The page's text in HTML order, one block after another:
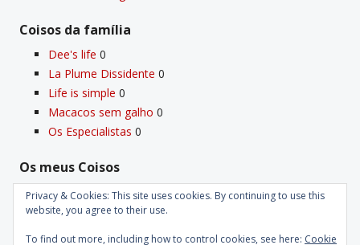
Coisos da famí­lia
Dee's life 0
La Plume Dissidente 0
Life is simple 0
Macacos sem galho 0
Os Especialistas 0
Os meus Coisos
Deus0
Velho Coiso0
Privacy & Cookies: This site uses cookies. By continuing to use this
website, you agree to their use.
To find out more, including how to control cookies, see here: Cookie